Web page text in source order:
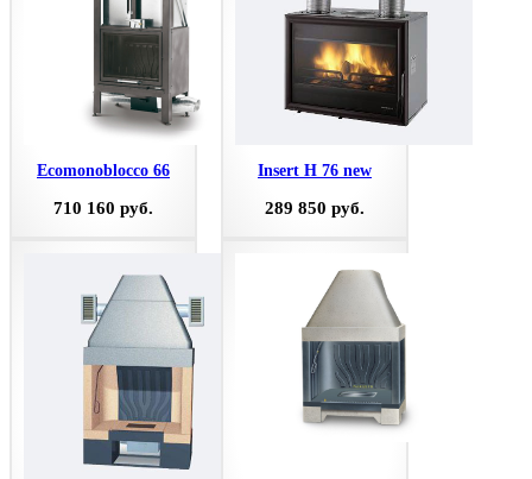
Ecomonoblocco 66
710 160 руб.
Insert H 76 new
289 850 руб.